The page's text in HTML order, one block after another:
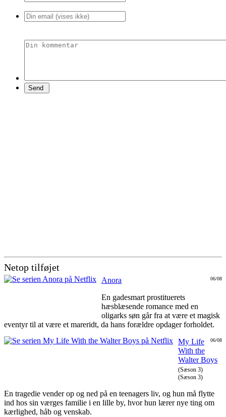
Netop tilføjet
06/08
Anora
En gadesmart prostituerets
hæsblæsende romance med en
oligarks søn går fra at være et magisk
eventyr til at være et mareridt, da hans forældre opdager forholdet.
06/08
My Life
With the
Walter Boys
(Sæson 3)
(Sæson 3)
En tragedie vender op og ned på en teenagers liv, og hun må flytte
ind hos sin værges familie i en lille by, hvor hun lærer nye ting om
kærlighed, håb og venskab.